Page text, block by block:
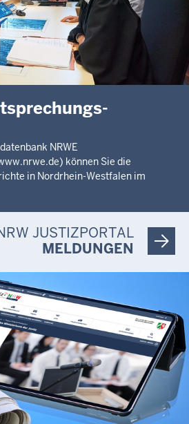
NRWE
können Sie die
in Nordrhein-Westfalen im
JUSTIZPORTAL
MELDUNGEN